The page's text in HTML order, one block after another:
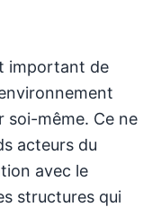
important de
soi-même. Ce ne
acteurs du
avec le
structures qui